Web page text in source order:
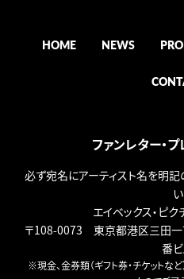
HOME NEWS
ファンレター・
必ず宛名にアーティスト名を明記
い
エイベックス・ピ
〒108-0073 東京都港区三田
番
※現金、金券類（ギフト券・チケットな